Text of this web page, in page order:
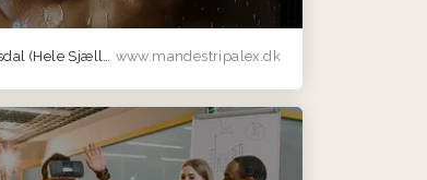
www.mandestripalex.dk
(Hele Sjælland)